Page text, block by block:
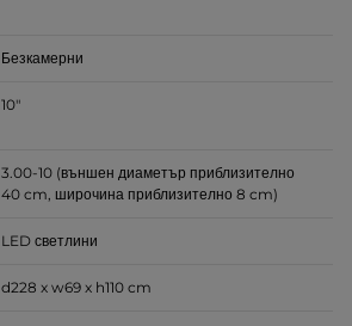
Безкамерни
10"
3.00-10 (външен диаметър приблизително
40 cm, широчина приблизително 8 cm)
LED светлини
d228 x w69 x h110 cm